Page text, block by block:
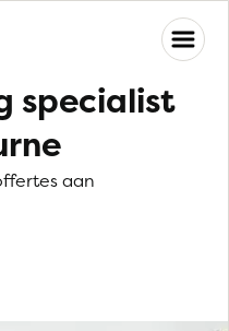
specialist
aan